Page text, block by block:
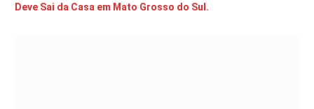
Deve Sai da Casa em Mato Grosso do Sul.